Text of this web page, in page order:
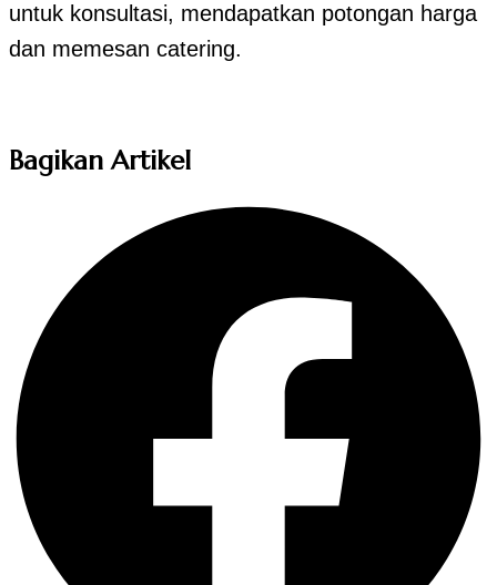
untuk konsultasi, mendapatkan potongan harga
dan memesan catering.
Bagikan Artikel